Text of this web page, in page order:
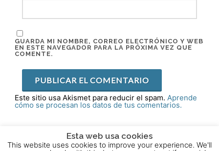
GUARDA MI NOMBRE, CORREO ELECTRÓNICO Y WEB
EN ESTE NAVEGADOR PARA LA PRÓXIMA VEZ QUE
COMENTE.
Este sitio usa Akismet para reducir el spam. Aprende
cómo se procesan los datos de tus comentarios.
2015 - 2025 © Powered byTheme-Vision
Esta web usa cookies
This website uses cookies to improve your experience. We'll